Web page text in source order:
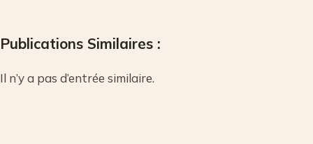
Publications Similaires :
Il n’y a pas d’entrée similaire.